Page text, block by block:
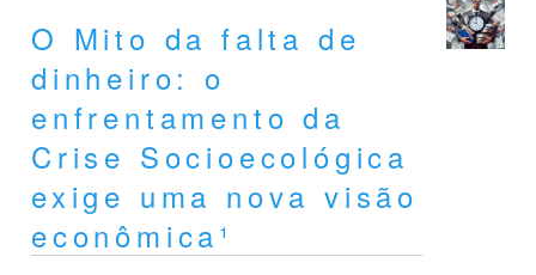
O Mito da falta de
dinheiro: o
enfrentamento da
Crise Socioecológica
exige uma nova visão
econômica¹